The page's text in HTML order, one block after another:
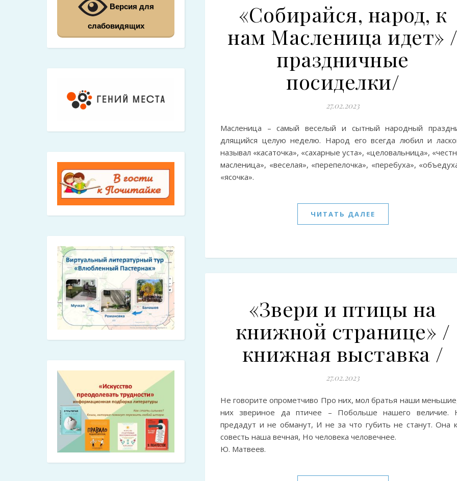
Версия для
слабовидящих
«Собирайся, народ, к
нам Масленица идет»
праздничные
посиделки/
27.02.2023
Масленица – самый веселый и сытный народный
длящийся целую неделю. Народ его всегда любил и
называл «касаточка», «сахарные уста», «целовальница»,
масленица», «веселая», «пеpепелочка», «пеpебуха»,
«ясочка».
ЧИТАТЬ ДАЛЕЕ
«Звери и птицы на
книжной странице» /
книжная выставка /
27.02.2023
Не говорите опрометчиво Про них, мол братья наши
них звериное да птичее – Побольше нашего величие.
предадут и не обманут, И не за что губить не станут. Она
совесть наша вечная, Но человека
Ю. Матвеев.